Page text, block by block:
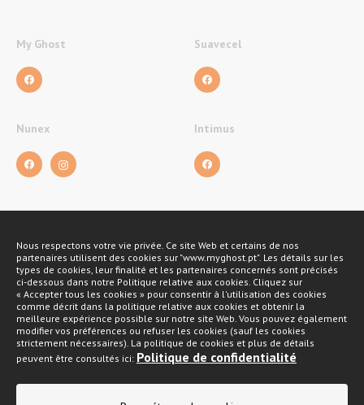
My Ghost Suavecel
Nunex Intimus
Métodos de pagamento
Politique de confidentialité
Nous respectons votre vie privée. Ce site Web et certains de nos
partenaires utilisent des cookies sur "www.myghost.pt". Les détails sur les
types de cookies, leur finalité et les partenaires concernés sont précisés
ci-dessous dans notre Politique relative aux cookies. Cliquez sur
« Accepter tous les cookies » pour consentir à l'utilisation des cookies
comme décrit dans la politique relative aux cookies et obtenir la
meilleure expérience possible sur notre site Web. Vous pouvez également
modifier vos préférences ou refuser les cookies (sauf les cookies
strictement nécessaires). La politique de cookies et plus de détails
peuvent être consultés ici: Politique de confidentialité